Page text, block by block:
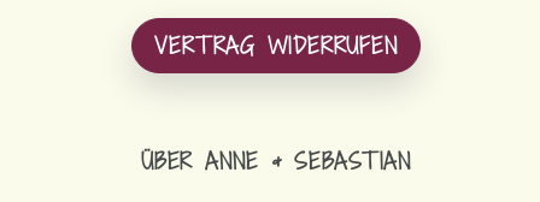
VERTRAG WIDERRUFEN
ÜBER ANNE & SEBASTIAN